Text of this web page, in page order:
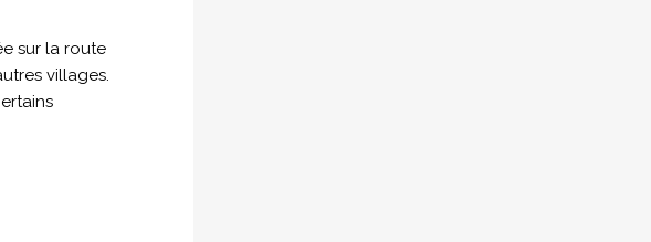
sur la route
villages.